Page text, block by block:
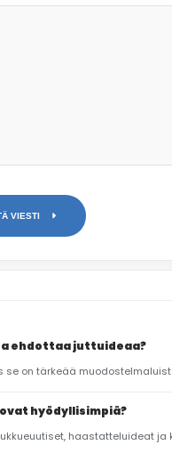
VIESTI
ehdottaa juttuideaa?
on tärkeää
hyödyllisimpiä?
haastatteluideat ja